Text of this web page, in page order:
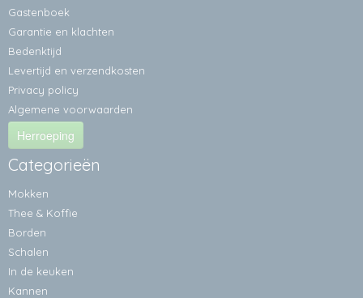
Gastenboek
Garantie en klachten
Bedenktijd
Levertijd en verzendkosten
Privacy policy
Algemene voorwaarden
Herroeping
Categorieën
Mokken
Thee & Koffie
Borden
Schalen
In de keuken
Kannen